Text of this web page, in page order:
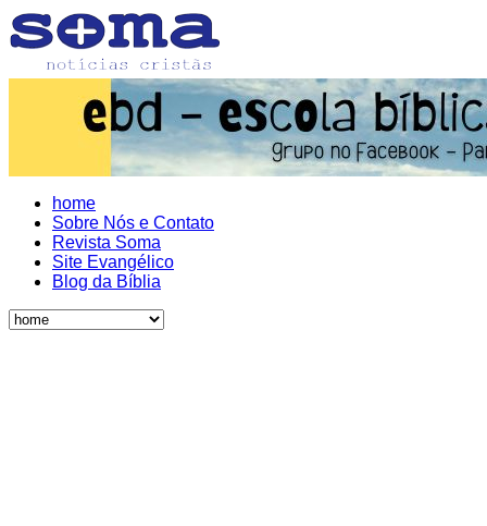
home
Sobre Nós e Contato
Revista Soma
Site Evangélico
Blog da Bíblia